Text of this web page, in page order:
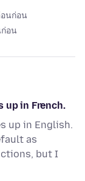
นก่อน
ก่อน
up in French.
up in English.
as
but I